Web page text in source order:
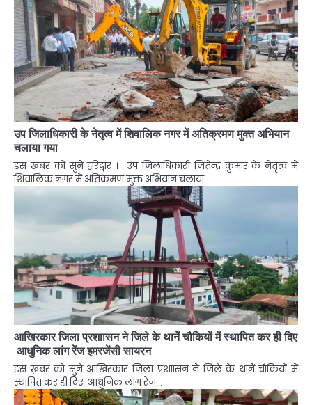
उप जिलाधिकारी के नेतृत्व में शिवालिक नगर में अतिक्रमण मुक्त अभियान
चलाया गया
इस ख़बर को सुने हरिद्वार ।- उप जिलाधिकारी जितेन्द्र कुमार के नेतृत्व में
शिवालिक नगर में अतिक्रमण मुक्त अभियान चलाया…
आखिरकार जिला प्रशाासन ने जिले के थानेें चौकियों में स्थापित कर ही दिए
आधुनिक लांग रेंज इमरजेंसी सायरन
इस ख़बर को सुने आखिरकार जिला प्रशाासन ने जिले के थानेें चौकियों में
स्थापित कर ही दिए आधुनिक लांग रेंज…